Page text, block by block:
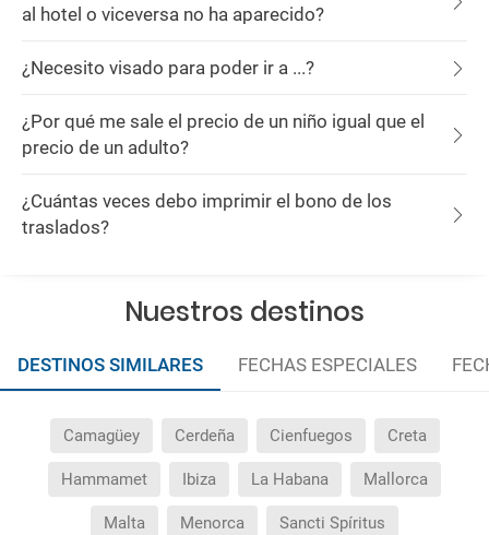
al hotel o viceversa no ha aparecido?
¿Necesito visado para poder ir a ...?
¿Por qué me sale el precio de un niño igual que el
precio de un adulto?
¿Cuántas veces debo imprimir el bono de los
traslados?
Nuestros destinos
DESTINOS SIMILARES FECHAS ESPECIALES
Camagüey Cerdeña Cienfuegos Creta
Hammamet Ibiza La Habana Mallorca
Malta Menorca Sancti Spíritus